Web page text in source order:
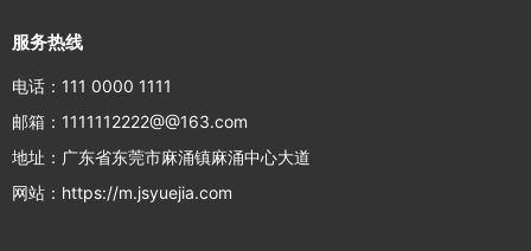
服务热线
电话：111 0000 1111
邮箱：1111112222@@163.com
地址：广东省东莞市麻涌镇麻涌中心大道
网站：https://m.jsyuejia.com